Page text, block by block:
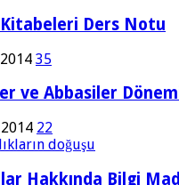
Ders Notu
35
ve Abbasiler
22
Hakkında Bilgi